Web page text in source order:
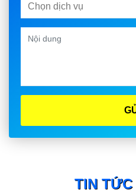
Chọn dịch vụ
TIN